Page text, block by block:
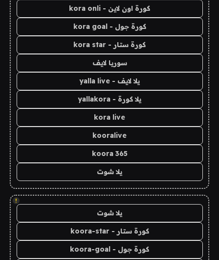
كورة اون لاين - kora onli
كورة جول - kora goal
كورة ستار - kora star
سوريا لايف
يلا لايف - yalla live
يلا كورة - yallakora
kora live
kooralive
koora 365
يلا شوت
!
يلا شوت
كورة ستار - koora-star
كورة جول - koora-goal